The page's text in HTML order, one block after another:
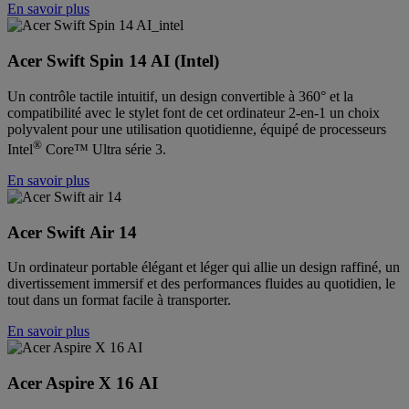
En savoir plus
Acer Swift Spin 14 AI (Intel)
Un contrôle tactile intuitif, un design convertible à 360° et la
compatibilité avec le stylet font de cet ordinateur 2-en-1 un choix
polyvalent pour une utilisation quotidienne, équipé de processeurs
Intel® Core™ Ultra série 3.
En savoir plus
Acer Swift Air 14
Un ordinateur portable élégant et léger qui allie un design raffiné, un
divertissement immersif et des performances fluides au quotidien, le
tout dans un format facile à transporter.
En savoir plus
Acer Aspire X 16 AI